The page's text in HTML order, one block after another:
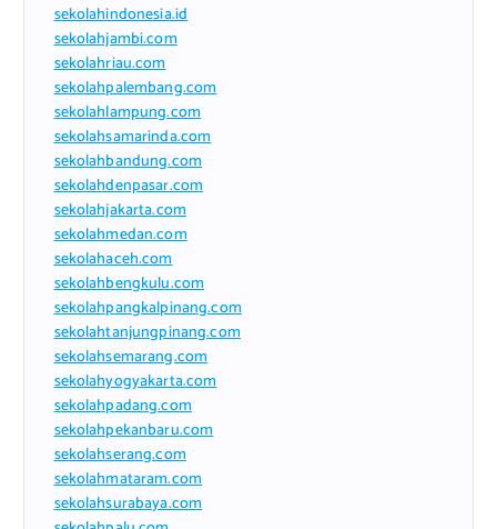
sekolahindonesia.id
sekolahjambi.com
sekolahriau.com
sekolahpalembang.com
sekolahlampung.com
sekolahsamarinda.com
sekolahbandung.com
sekolahdenpasar.com
sekolahjakarta.com
sekolahmedan.com
sekolahaceh.com
sekolahbengkulu.com
sekolahpangkalpinang.com
sekolahtanjungpinang.com
sekolahsemarang.com
sekolahyogyakarta.com
sekolahpadang.com
sekolahpekanbaru.com
sekolahserang.com
sekolahmataram.com
sekolahsurabaya.com